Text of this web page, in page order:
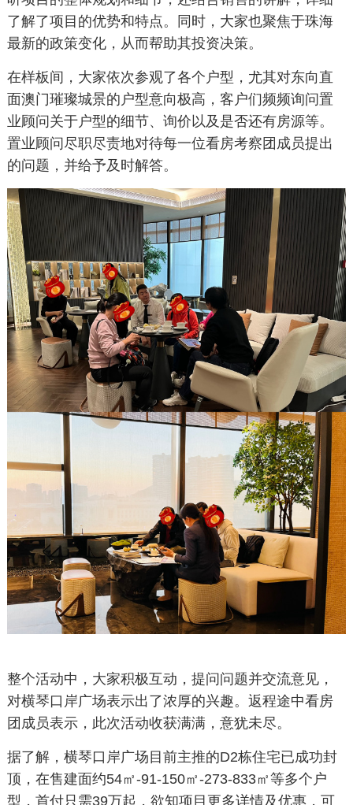
了解了项目的优势和特点。同时，大家也聚焦于珠海
最新的政策变化，从而帮助其投资决策。
在样板间，大家依次参观了各个户型，尤其对东向直
面澳门璀璨城景的户型意向极高，客户们频频询问置
业顾问关于户型的细节、询价以及是否还有房源等。
置业顾问尽职尽责地对待每一位看房考察团成员提出
的问题，并给予及时解答。
整个活动中，大家积极互动，提问问题并交流意见，
对横琴口岸广场表示出了浓厚的兴趣。返程途中看房
团成员表示，此次活动收获满满，意犹未尽。
据了解，横琴口岸广场目前主推的D2栋住宅已成功封
顶，在售建面约54㎡-91-150㎡-273-833㎡等多个户
型，首付只需39万起，欲知项目更多详情及优惠，可